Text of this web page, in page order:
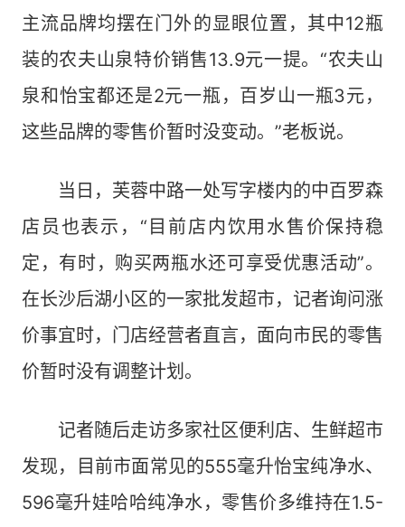
主流品牌均摆在门外的显眼位置，其中12瓶
装的农夫山泉特价销售13.9元一提。“农夫山
泉和怡宝都还是2元一瓶，百岁山一瓶3元，
这些品牌的零售价暂时没变动。”老板说。
当日，芙蓉中路一处写字楼内的中百罗森
店员也表示，“目前店内饮用水售价保持稳
定，有时，购买两瓶水还可享受优惠活动”。
在长沙后湖小区的一家批发超市，记者询问涨
价事宜时，门店经营者直言，面向市民的零售
价暂时没有调整计划。
记者随后走访多家社区便利店、生鲜超市
发现，目前市面常见的555毫升怡宝纯净水、
596毫升娃哈哈纯净水，零售价多维持在1.5-